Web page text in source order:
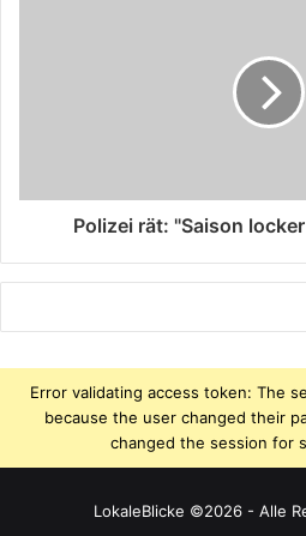
Polizei rät: "Saison
Error validating access token: The
because the user changed their
changed the session for
LokaleBlicke ©2026 - Alle